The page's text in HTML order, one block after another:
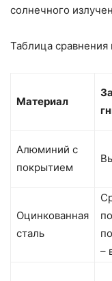
солнечного
Таблица
Материал
Алюминий с
покрытием
Оцинкованная
сталь
–